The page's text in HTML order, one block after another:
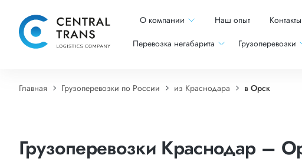
О компании Наш опыт Контакты
Перевозка негабарита Грузоперевозки
Главная Грузоперевозки по России из Краснодара в Орск
Грузоперевозки Краснодар –